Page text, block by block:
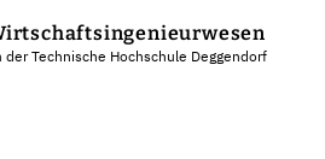
der Technische Hochschule Deggendorf